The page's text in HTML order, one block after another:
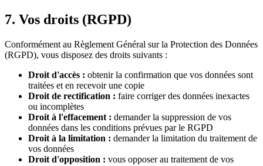
7. Vos droits (RGPD)
Conformément au Règlement Général sur la Protection des Données
(RGPD), vous disposez des droits suivants :
Droit d'accès : obtenir la confirmation que vos données sont
traitées et en recevoir une copie
Droit de rectification : faire corriger des données inexactes
ou incomplètes
Droit à l'effacement : demander la suppression de vos
données dans les conditions prévues par le RGPD
Droit à la limitation : demander la limitation du traitement de
vos données
Droit d'opposition : vous opposer au traitement de vos